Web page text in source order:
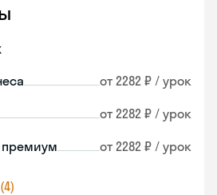
от 2282 ₽ / урок
от 2282 ₽ / урок
от 2282 ₽ / урок